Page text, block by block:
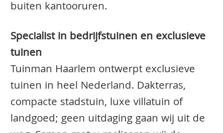
buiten kantooruren.
Specialist in bedrijfstuinen en exclusieve
tuinen
Tuinman Haarlem ontwerpt exclusieve
tuinen in heel Nederland. Dakterras,
compacte stadstuin, luxe villatuin of
landgoed; geen uitdaging gaan wij uit de